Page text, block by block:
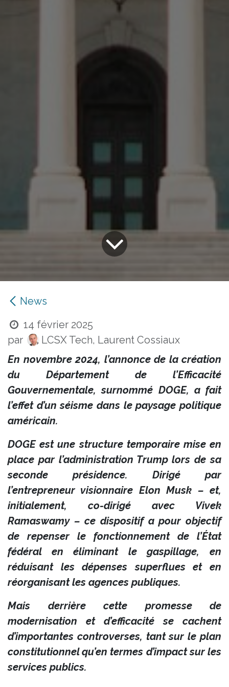
News
14 février 2025
par
LCSX Tech, Laurent Cossiaux
En novembre 2024, l’annonce de la création
du Département de l’Efficacité
Gouvernementale, surnommé DOGE, a fait
l’effet d’un séisme dans le paysage politique
américain.
DOGE est une structure temporaire mise en
place par l’administration Trump lors de sa
seconde présidence. Dirigé par
l’entrepreneur visionnaire Elon Musk – et,
initialement, co-dirigé avec Vivek
Ramaswamy – ce dispositif a pour objectif
de repenser le fonctionnement de l’État
fédéral en éliminant le gaspillage, en
réduisant les dépenses superflues et en
réorganisant les agences publiques.
Mais derrière cette promesse de
modernisation et d’efficacité se cachent
d’importantes controverses, tant sur le plan
constitutionnel qu’en termes d’impact sur les
services publics.